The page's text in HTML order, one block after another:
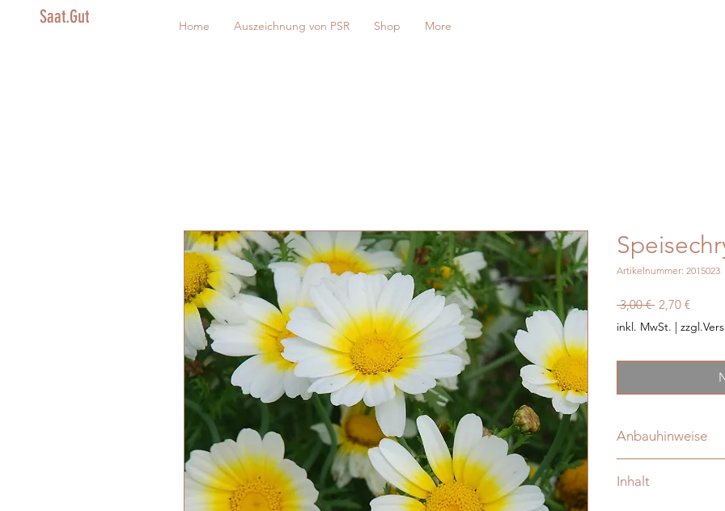
Saat.Gut Home Auszeichnung von PSR Shop More
Artikelnummer: 2015023
3,00 € Standardpreis
2,70 €Sale-
Preis
inkl. MwSt. |
Anbauhinweise
Inhalt